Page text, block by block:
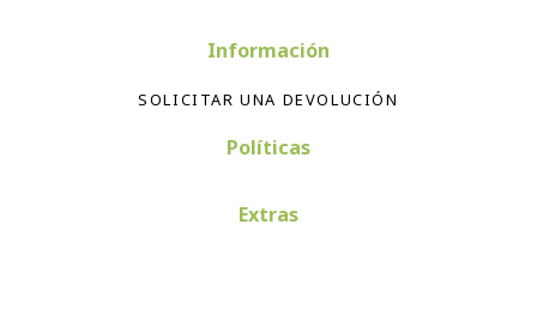
Información
SOLICITAR UNA DEVOLUCIÓN
Políticas
Extras